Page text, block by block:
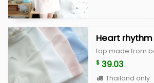
Heart
$ 39.03
Thailand only